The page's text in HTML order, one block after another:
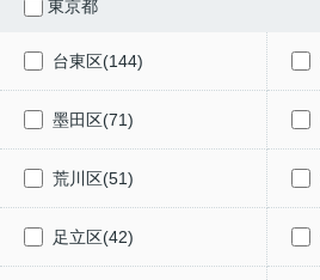
東京都
台東区(144)
墨田区(71)
荒川区(51)
足立区(42)